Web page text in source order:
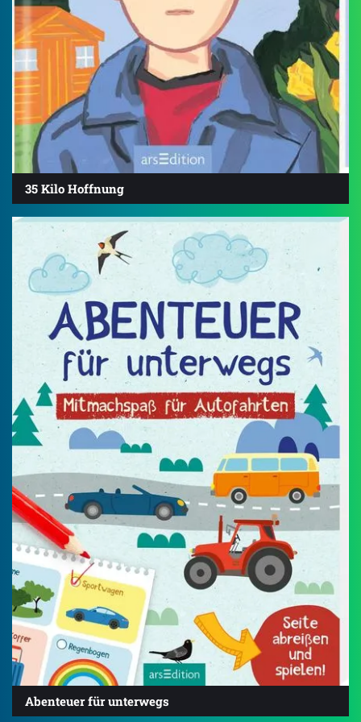
35 Kilo Hoffnung
Abenteuer für unterwegs